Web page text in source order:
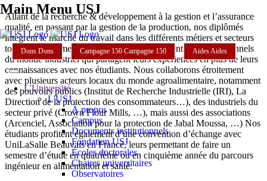
Main Menu USJ
Dons Dons Campagne 150 Campagne 150 AidesAides
L'Université
L'USJ
À propos
Campus
Documents institutionnels
Fondation USJ
Écoles doctorales
Chaires universitaires
Observatoires
Allant de la recherche & développement à la gestion et l’assurance
qualité, en passant par la gestion de la production, nos diplômés
intègrent le marché du travail dans les différents métiers et secteurs
touchant à l’alimentation. Nos intervenants sont des professionnels
du monde industriel qui partagent leurs expériences en plus de leurs
connaissances avec nos étudiants. Nous collaborons étroitement
avec plusieurs acteurs locaux du monde agroalimentaire, notamment
des pouvoirs publics (Institut de Recherche Industrielle (IRI), La
Direction de la protection des consommateurs…), des industriels du
secteur privé (Crown Flour Mills, …), mais aussi des associations
(Arcenciel, Association pour la protection de Jabal Moussa, …) Nos
étudiants profitent également d’une convention d’échange avec
UniLaSalle Beauvais en France, leurs permettant de faire un
semestre d’étude en quatrième ou en cinquième année du parcours
ingénieur en alimentation et santé.